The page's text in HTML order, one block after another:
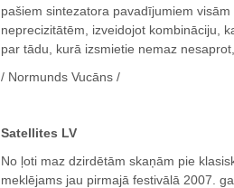
pašiem sintezatora pavadījumiem
neprecizitātēm, izveidojot kombināciju,
par tādu, kurā izsmietie nemaz
/ Normunds Vucāns /
Satellites LV
No ļoti maz dzirdētām skaņām pie
meklējams jau pirmajā festivālā 2007.